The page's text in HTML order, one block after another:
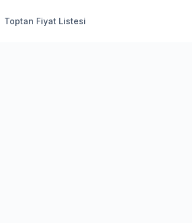
Toptan Fiyat Listesi